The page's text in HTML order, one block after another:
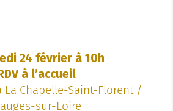
24 février à 10h
à l’accueil
La Chapelle-Saint-Florent /
sur-Loire